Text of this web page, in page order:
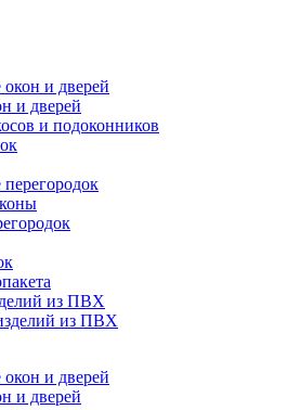
и дверей
и дверей
и подоконников
из ПВХ
из ПВХ
и дверей
и дверей